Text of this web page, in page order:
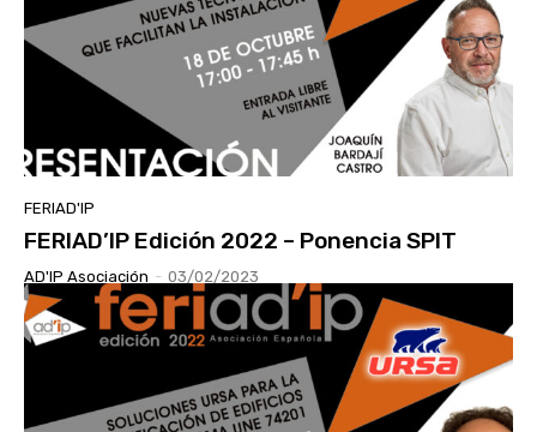
FERIAD'IP
FERIAD’IP Edición 2022 – Ponencia SPIT
AD'IP Asociación - 03/02/2023